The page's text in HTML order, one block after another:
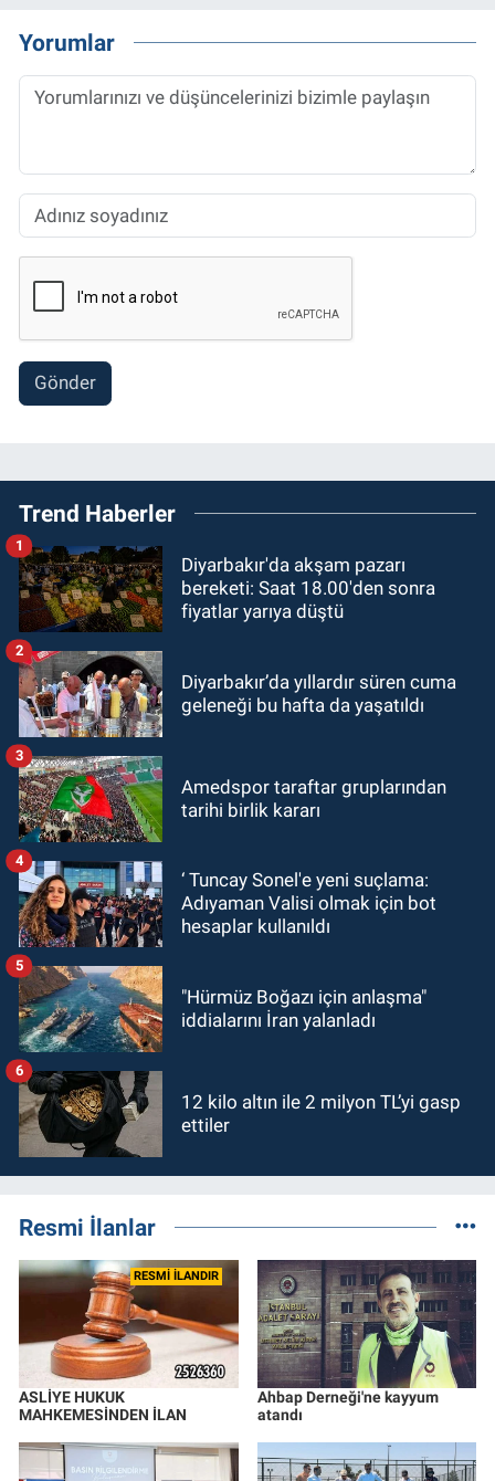
Yorumlar
Gönder
Trend Haberler
Diyarbakır'da akşam pazarı
bereketi: Saat 18.00'den sonra
fiyatlar yarıya düştü
1
Diyarbakır’da yıllardır süren cuma
geleneği bu hafta da yaşatıldı
2
Amedspor taraftar gruplarından
tarihi birlik kararı
3
‘ Tuncay Sonel'e yeni suçlama:
Adıyaman Valisi olmak için bot
hesaplar kullanıldı
4
"Hürmüz Boğazı için anlaşma"
iddialarını İran yalanladı
5
12 kilo altın ile 2 milyon TL’yi gasp
ettiler
6
Resmi İlanlar
RESMİ İLANDIR
ASLİYE HUKUK
MAHKEMESİNDEN İLAN
Ahbap Derneği'ne kayyum
atandı